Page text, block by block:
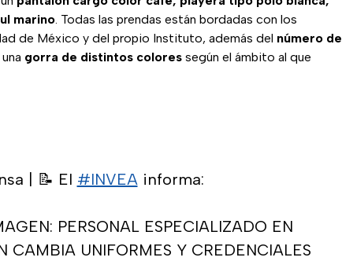
marino. Todas las prendas están bordadas con los
de México y del propio Instituto, además del número de
gorra de distintos colores según el ámbito al que
| 📝 El #INVEAinforma:
PERSONAL ESPECIALIZADO EN
CAMBIA UNIFORMES Y CREDENCIALES